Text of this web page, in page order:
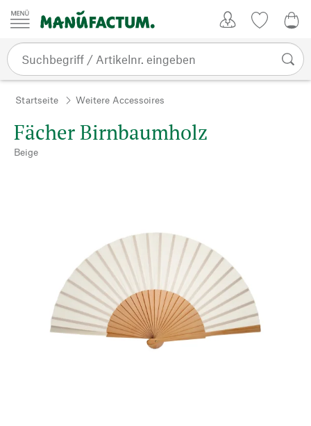
Zum Inhalt springen
Startseite Weitere Accessoires
Fächer Birnbaumholz
Beige